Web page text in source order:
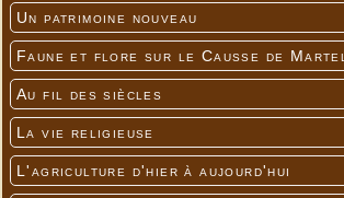
Un patrimoine nouveau
Faune et flore sur le Causse de Martel
Au fil des siècles
La vie religieuse
L'agriculture d'hier à aujourd'hui